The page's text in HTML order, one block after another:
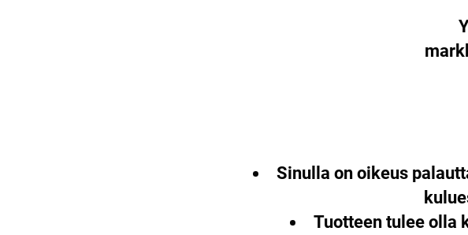
Sinulla on oikeus
Tuotteen tulee olla